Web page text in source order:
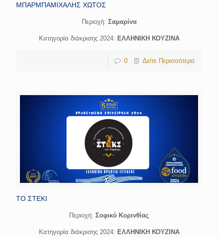
ΜΠΑΡΜΠΑΜΙΧΑΛΗΣ ΧΩΤΟΣ
Περιοχή: Σαμαρίνα
Κατηγορία διάκρισης 2024: ΕΛΛΗΝΙΚΗ ΚΟΥΖΙΝΑ
0 Δείτε Περισσότερα
ΤΟ ΣΤΕΚΙ
Περιοχή: Σοφικό Κορινθίας
Κατηγορία διάκρισης 2024: ΕΛΛΗΝΙΚΗ ΚΟΥΖΙΝΑ